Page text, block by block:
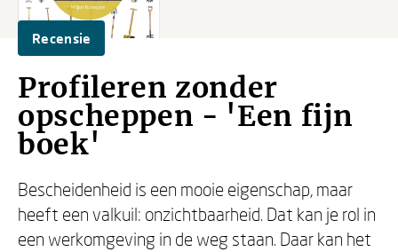
Recensie
Profileren zonder
opscheppen - 'Een fijn
boek'
Bescheidenheid is een mooie eigenschap, maar
heeft een valkuil: onzichtbaarheid. Dat kan je rol in
een werkomgeving in de weg staan. Daar kan het